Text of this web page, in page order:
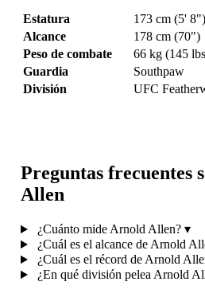
Estatura
173 cm (5' 8")
Alcance
178 cm (70")
Peso de combate
66 kg (145
Guardia
Southpaw
División
UFC
Preguntas frecuentes
Allen
¿Cuánto mide Arnold Allen? ▾
¿Cuál es el alcance de Arnold
¿Cuál es el récord de Arnold
¿En qué división pelea Arnold